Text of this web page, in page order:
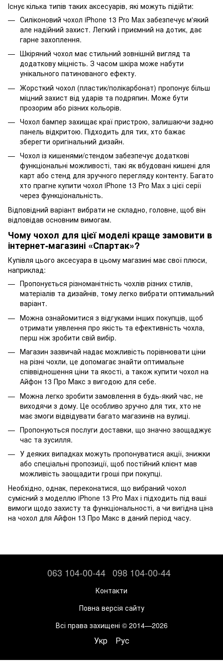
Існує кілька типів таких аксесуарів, які можуть підійти:
Силіконовий чохол iPhone 13 Pro Max забезпечує м'який
але надійний захист. Легкий і приємний на дотик, дає
гарне захоплення.
Шкіряний чохол має стильний зовнішній вигляд та
додаткову міцність. З часом шкіра може набути
унікального патинованого ефекту.
Жорсткий чохол (пластик/полікарбонат) пропонує більш
міцний захист від ударів та подряпин. Може бути
прозорим або різних кольорів.
Чохол бампер захищає краї пристрою, залишаючи задню
панель відкритою. Підходить для тих, хто бажає
зберегти оригінальний дизайн.
Чохол із кишенями/стендом забезпечує додаткові
функціональні можливості, такі як вбудовані кишені для
карт або стенд для зручного перегляду контенту. Багато
хто прагне купити чохол iPhone 13 Pro Max з цієї серії
через функціональність.
Відповідний варіант вибрати не складно, головне, щоб він
відповідав основним вимогам.
Чому чохол для цієї моделі краще замовити в
інтернет-магазині «Спартак»?
Купівля цього аксесуара в цьому магазині має свої плюси,
наприклад:
Пропонується різноманітність чохлів різних стилів,
матеріалів та дизайнів, тому легко вибрати оптимальний
варіант.
Можна ознайомитися з відгуками інших покупців, щоб
отримати уявлення про якість та ефективність чохла,
перш ніж зробити свій вибір.
Магазин зазвичай надає можливість порівнювати ціни
на різні чохли, це допомагає знайти оптимальне
співвідношення ціни та якості, а також купити чохол на
Айфон 13 Про Макс з вигодою для себе.
Можна легко зробити замовлення в будь-який час, не
виходячи з дому. Це особливо зручно для тих, хто не
має змоги відвідувати багато магазинів на вулиці.
Пропонуються послуги доставки, що значно заощаджує
час та зусилля.
У деяких випадках можуть пропонуватися акції, знижки
або спеціальні пропозиції, щоб постійний клієнт мав
можливість заощадити гроші при покупці.
Необхідно, однак, переконатися, що вибраний чохол
сумісний з моделлю iPhone 13 Pro Max і підходить під ваші
вимоги щодо захисту та функціональності, а чи вигідна ціна
на чохол для Айфон 13 Про Макс в даний період часу.
063 104-00-44 098 104-00-44
Контакти
Повна версія сайту
Всі права захищені © 2014—2026
Укр Рус